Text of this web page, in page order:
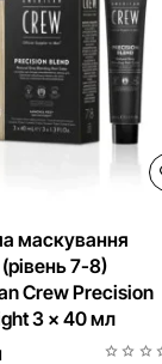
маскування
7-8)
Crew Precision
3 x 40 мл